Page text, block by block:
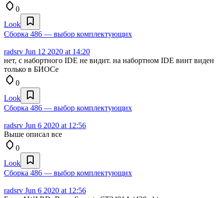
0
Look
Сборка 486 — выбор комплектующих
radsrv Jun 12 2020 at 14:20
нет, с набортного IDE не видит. на набортном IDE винт виден
только в БИОСе
0
Look
Сборка 486 — выбор комплектующих
radsrv Jun 6 2020 at 12:56
Выше описал все
0
Look
Сборка 486 — выбор комплектующих
radsrv Jun 6 2020 at 12:56